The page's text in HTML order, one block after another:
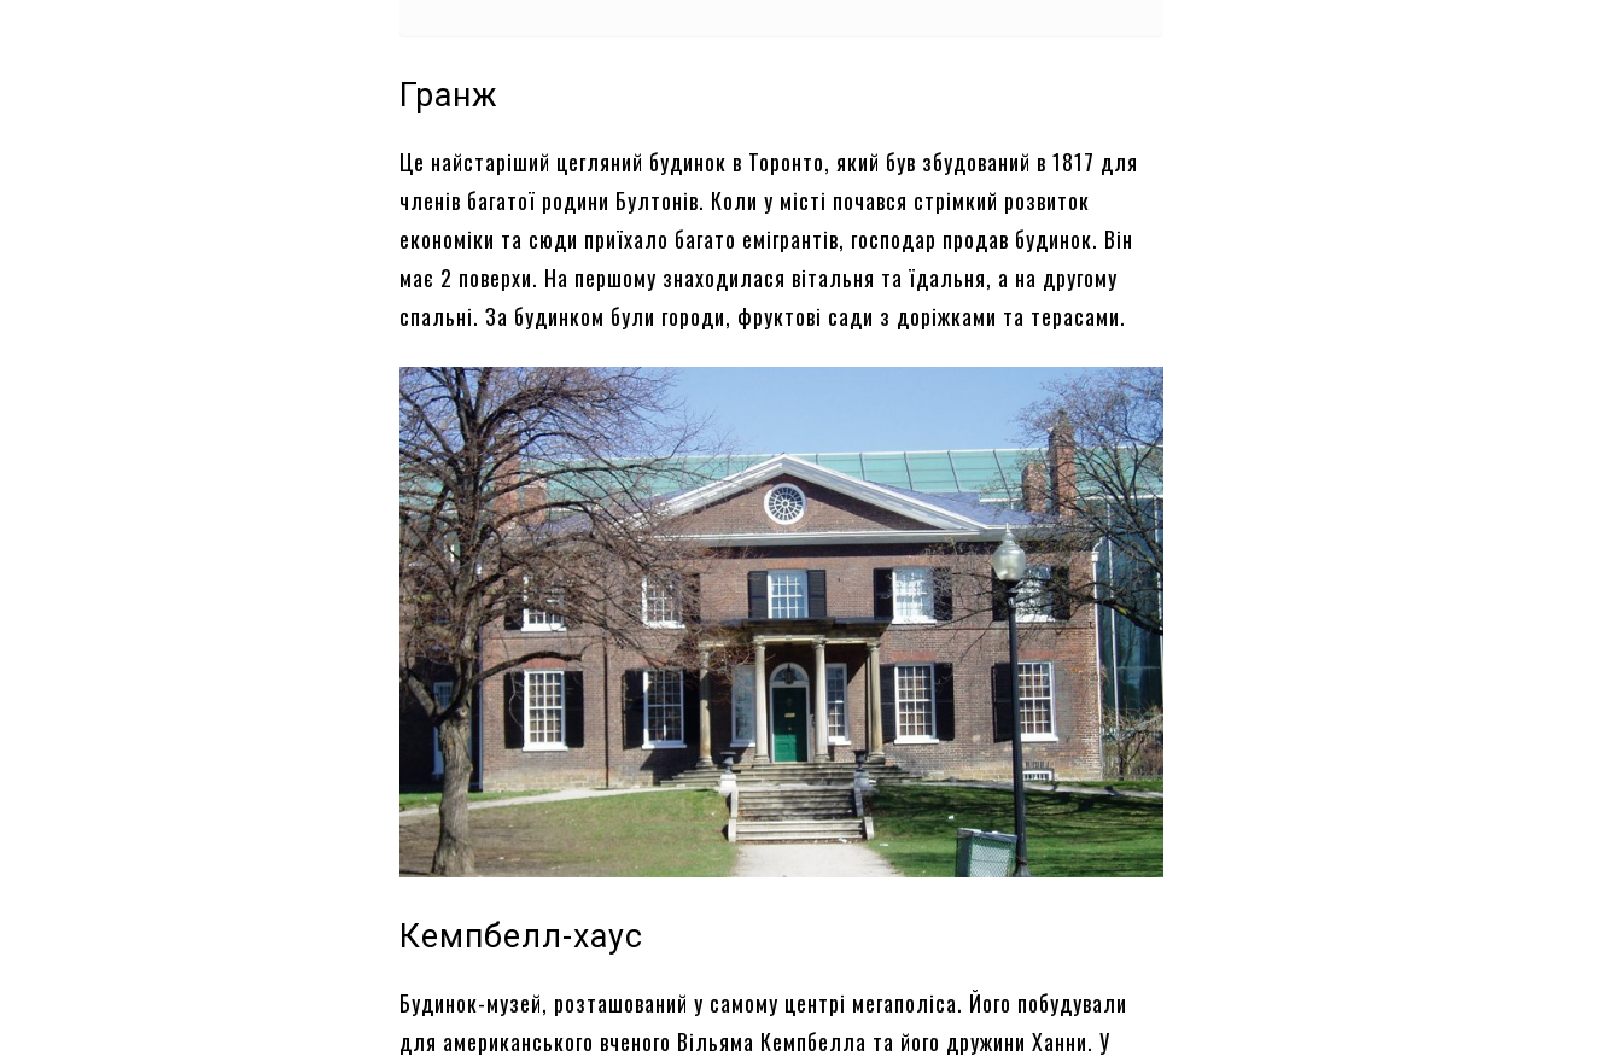
Гранж
Це найстаріший цегляний будинок в Торонто, який був збудований в 1817 для
членів багатої родини Бултонів. Коли у місті почався стрімкий розвиток
економіки та сюди приїхало багато емігрантів, господар продав будинок. Він
має 2 поверхи. На першому знаходилася вітальня та їдальня, а на другому
спальні. За будинком були городи, фруктові сади з доріжками та терасами.
Кемпбелл-хаус
Будинок-музей, розташований у самому центрі мегаполіса. Його побудували
для американського вченого Вільяма Кемпбелла та його дружини Ханни. У